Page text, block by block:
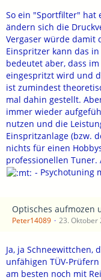
So ein "Sportfilter" hat
ändern sich die
Vergaser würde damit
Einspritzer kann das
bedeutet aber, dass
eingespritzt wird und
ist zumindest
mal dahin gestellt.
immer wieder
nutzen und die
Einspritzanlage (bzw.
nichts für einen
professionellen
- Psychotuning
Optisches aufmozen
Peter14089 23. Oktober
Ja, ja Schneewittchen,
unfähigen TÜV-
am besten noch mit